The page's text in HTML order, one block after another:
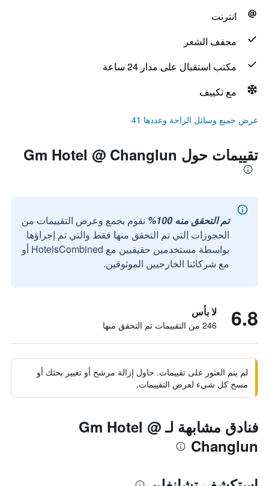
انترنت
مجفف الشعر
مكتب استقبال على مدار 24 ساعة
مع تكييف
عرض جميع وسائل الراحة وعددها 41
تقييمات حول Gm Hotel @ Changlun
تم التحقق منه 100%
نقوم بجمع وعرض التقييمات من
الحجوزات التي تم التحقق منها فقط والتي تم إجراؤها
بواسطة مستخدمين حقيقيين مع HotelsCombined أو
مع شركائنا الخارجيين الموثوقين.
6.8 لا بأس
246 من التقييمات تم التحقق منها
لم يتم العثور على تقييمات. حاول إزالة مرشح أو تغيير بحثك أو
مسح كل شيء لعرض التقييمات.
فنادق مشابهة لـ Gm Hotel @
Changlun